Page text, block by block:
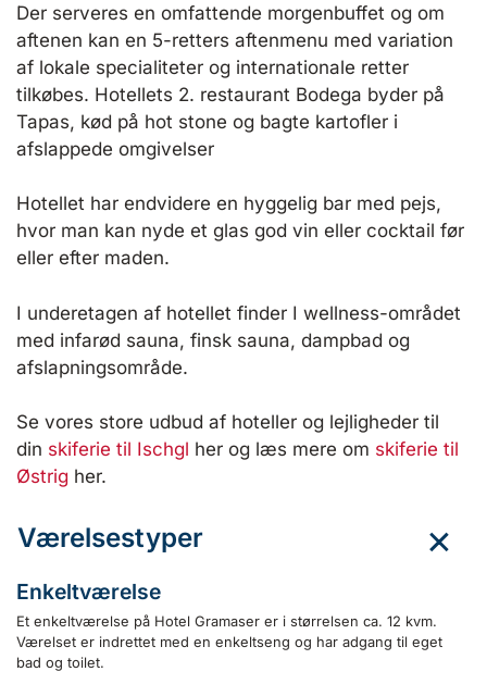
Der serveres en omfattende morgenbuffet og om
aftenen kan en 5-retters aftenmenu med variation
af lokale specialiteter og internationale retter
tilkøbes. Hotellets 2. restaurant Bodega byder på
Tapas, kød på hot stone og bagte kartofler i
afslappede omgivelser
Hotellet har endvidere en hyggelig bar med pejs,
hvor man kan nyde et glas god vin eller cocktail før
eller efter maden.
I underetagen af hotellet finder I wellness-området
med infarød sauna, finsk sauna, dampbad og
afslapningsområde.
Se vores store udbud af hoteller og lejligheder til
din skiferie til Ischgl her og læs mere om skiferie til
Østrig her.
Værelsestyper
Enkeltværelse
Et enkeltværelse på Hotel Gramaser er i størrelsen ca. 12 kvm.
Værelset er indrettet med en enkeltseng og har adgang til eget
bad og toilet.